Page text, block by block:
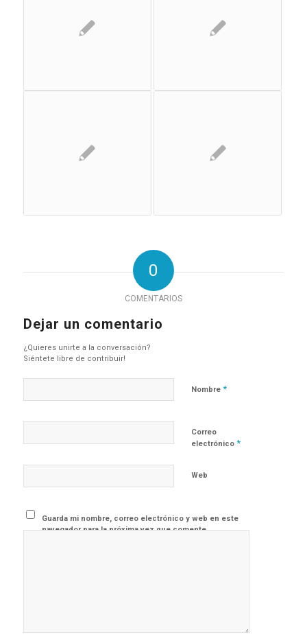
0
COMENTARIOS
Dejar un comentario
¿Quieres unirte a la conversación?
Siéntete libre de contribuir!
Nombre *
Correo
electrónico *
Web
Guarda mi nombre, correo electrónico y web en este
navegador para la próxima vez que comente.